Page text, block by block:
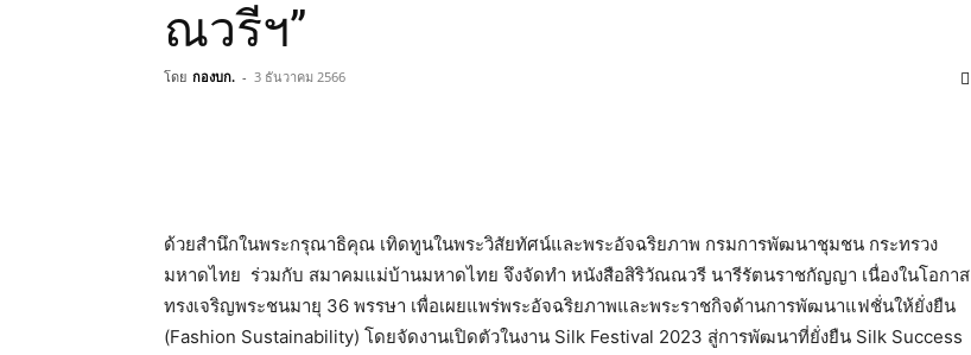
ณวรีฯ”
โดย กองบก. - 3 ธันวาคม 2566
ด้วยสำนึกในพระกรุณาธิคุณ เทิดทูนในพระวิสัยทัศน์และพระอัจฉริยภาพ กรมการพัฒนาชุมชน กระทรวง
มหาดไทย ร่วมกับ สมาคมแม่บ้านมหาดไทย จึงจัดทำ หนังสือสิริวัณณวรี นารีรัตนราชกัญญา เนื่องในโอกาส
ทรงเจริญพระชนมายุ 36 พรรษา เพื่อเผยแพร่พระอัจฉริยภาพและพระราชกิจด้านการพัฒนาแฟชั่นให้ยั่งยืน
(Fashion Sustainability) โดยจัดงานเปิดตัวในงาน Silk Festival 2023 สู่การพัฒนาที่ยั่งยืน Silk Success